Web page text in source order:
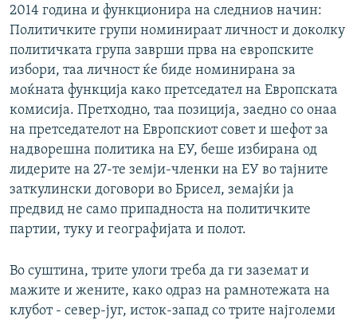
2014 година и функционира на следниов начин:
Политичките групи номинираат личност и доколку
политичката група заврши прва на европските
избори, таа личност ќе биде номинирана за
моќната функција како претседател на Европската
комисија. Претходно, таа позиција, заедно со онаа
на претседателот на Европскиот совет и шефот за
надворешна политика на ЕУ, беше избирана од
лидерите на 27-те земји-членки на ЕУ во тајните
заткулински договори во Брисел, земајќи ја
предвид не само припадноста на политичките
партии, туку и географијата и полот.
Во суштина, трите улоги треба да ги заземат и
мажите и жените, како одраз на рамнотежата на
клубот - север-југ, исток-запад со трите најголеми